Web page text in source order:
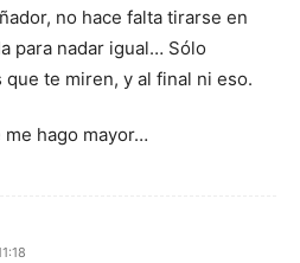
no hace falta tirarse en
para nadar igual… Sólo
que te miren, y al final ni eso.
me hago mayor…